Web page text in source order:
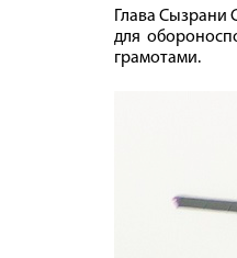
Глава Сызрани
для
грамотами.